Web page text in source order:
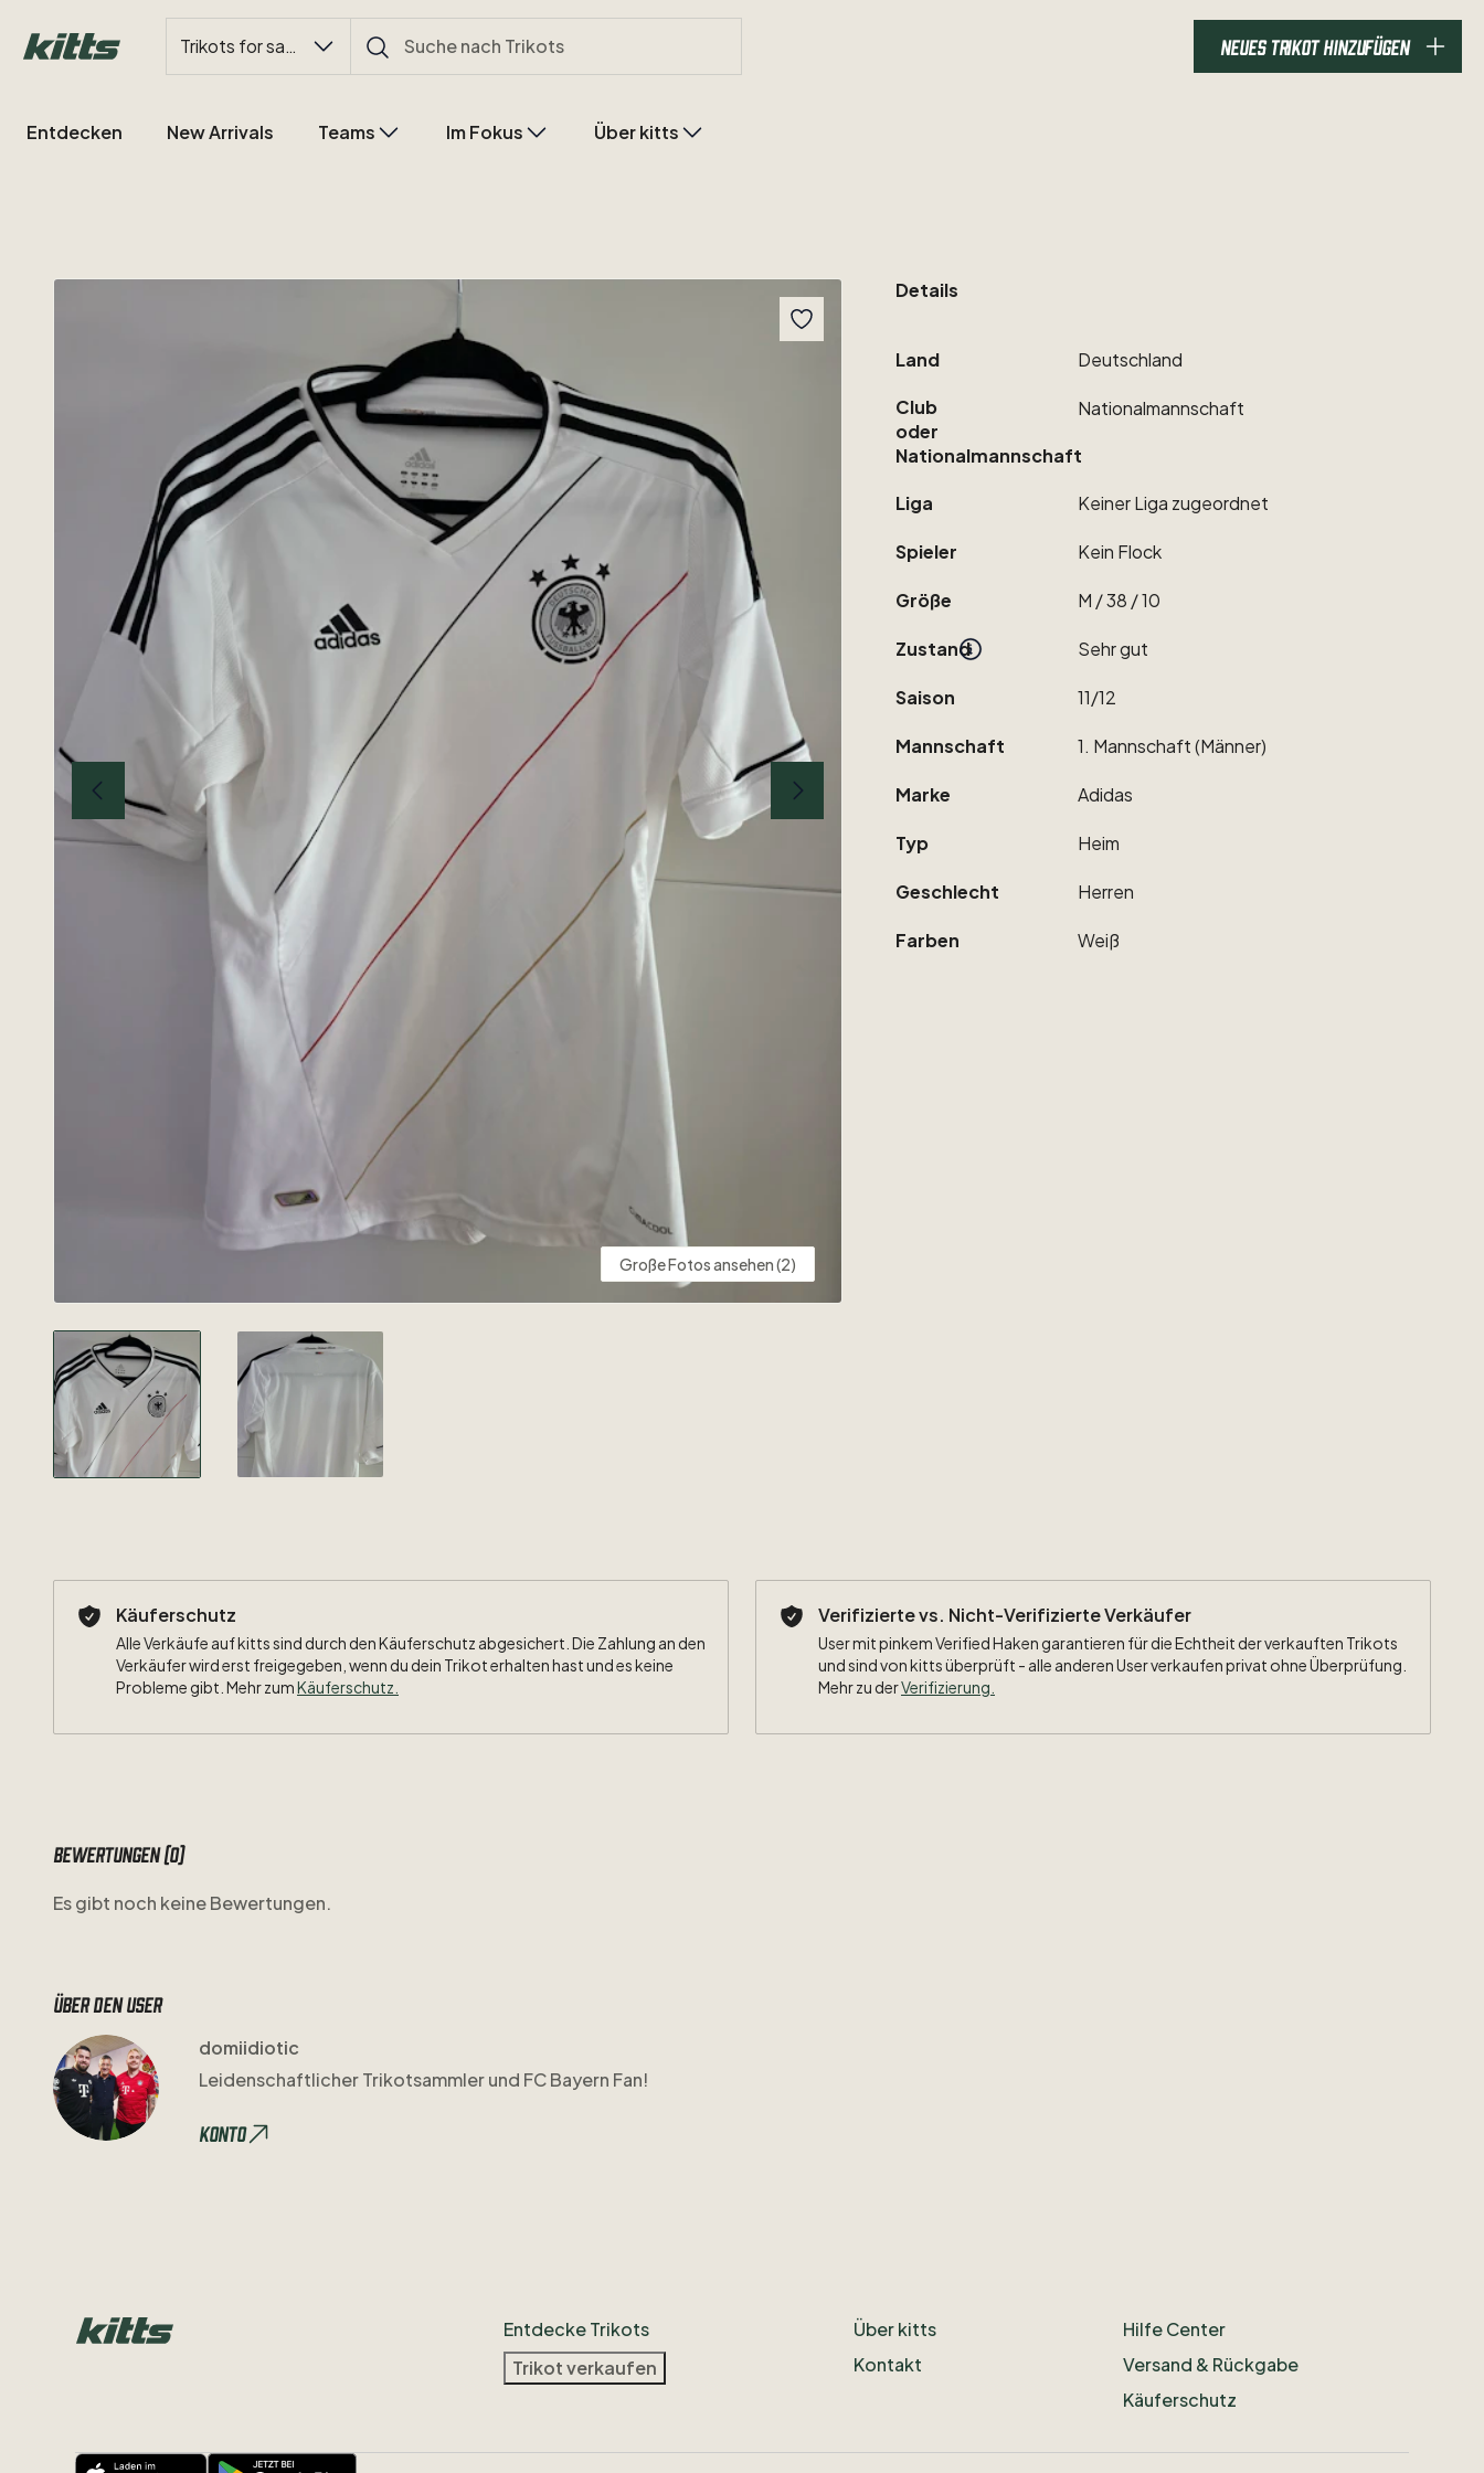
Trikots for sale NEUES TRIKOT HINZUFÜGEN
Entdecken New Arrivals Teams Im Fokus Über kitts
Große Fotos ansehen (2)
Details
Land Deutschland
Club
oder
Nationalmannschaft
Nationalmannschaft
Liga KeinerLiga zugeordnet
Spieler Kein Flock
Größe M ​/​38 ​/​10
Zustand Sehrgut
Saison 11​/​12
Mannschaft 1. Mannschaft(Männer)
Marke Adidas
Typ Heim
Geschlecht Herren
Farben Weiß
Käuferschutz
Alle Verkäufe auf kitts sind durch den Käuferschutz abgesichert. Die Zahlung an den
Verkäufer wird erst freigegeben, wenn du dein Trikot erhalten hast und es keine
Probleme gibt. Mehr zumKäuferschutz
Verifizierte vs. Nicht-Verifizierte Verkäufer
User mit pinkem Verified Haken garantieren für die Echtheit der verkauften Trikots
und sind von kitts überprüft - alle anderen User verkaufen privat ohne Überprüfung.
Mehr zu derVerifizierung.
Bewertungen (0)
Es gibt noch keine Bewertungen.
Über den user
domiidiotic
LeidenschaftlicherTrikotsammlerund FCBayern Fan!
Konto
Entdecke Trikots
Trikot verkaufen
Über kitts
Kontakt
Hilfe Center
Versand & Rückgabe
Käuferschutz